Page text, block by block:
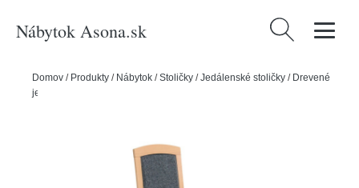
Nábytok Asona.sk Hľadať:
Domov / Produkty / Nábytok /Stoličky /Jedálenské stoličky / Drevené
jedálenské stoličky